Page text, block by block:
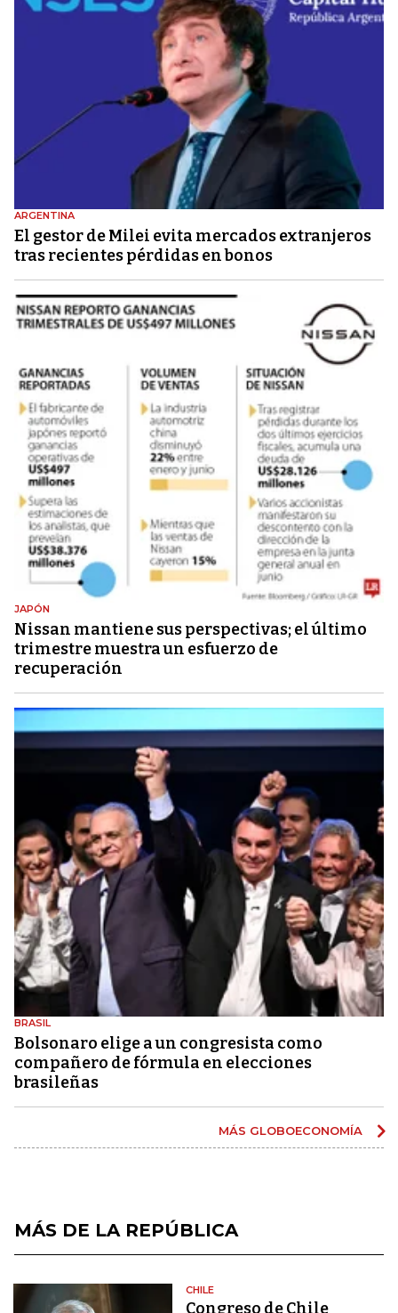
ARGENTINA
El gestor de Milei evita mercados extranjeros
tras recientes pérdidas en bonos
JAPÓN
Nissan mantiene sus perspectivas; el último
trimestre muestra un esfuerzo de
recuperación
BRASIL
Bolsonaro elige a un congresista como
compañero de fórmula en elecciones
brasileñas
MÁS GLOBOECONOMÍA
MÁS DE LA REPÚBLICA
CHILE
Congreso de Chile